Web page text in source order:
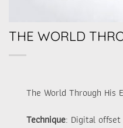
THE WORLD
The World Through His
Technique: Digital